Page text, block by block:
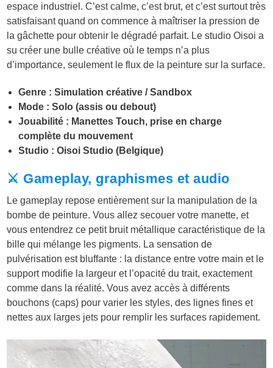
espace industriel. C’est calme, c’est brut, et c’est surtout très
satisfaisant quand on commence à maîtriser la pression de
la gâchette pour obtenir le dégradé parfait. Le studio Oisoi a
su créer une bulle créative où le temps n’a plus
d’importance, seulement le flux de la peinture sur la surface.
Genre : Simulation créative / Sandbox
Mode : Solo (assis ou debout)
Jouabilité : Manettes Touch, prise en charge
complète du mouvement
Studio : Oisoi Studio (Belgique)
⚔️ Gameplay, graphismes et audio
Le gameplay repose entièrement sur la manipulation de la
bombe de peinture. Vous allez secouer votre manette, et
vous entendrez ce petit bruit métallique caractéristique de la
bille qui mélange les pigments. La sensation de
pulvérisation est bluffante : la distance entre votre main et le
support modifie la largeur et l’opacité du trait, exactement
comme dans la réalité. Vous avez accès à différents
bouchons (caps) pour varier les styles, des lignes fines et
nettes aux larges jets pour remplir les surfaces rapidement.